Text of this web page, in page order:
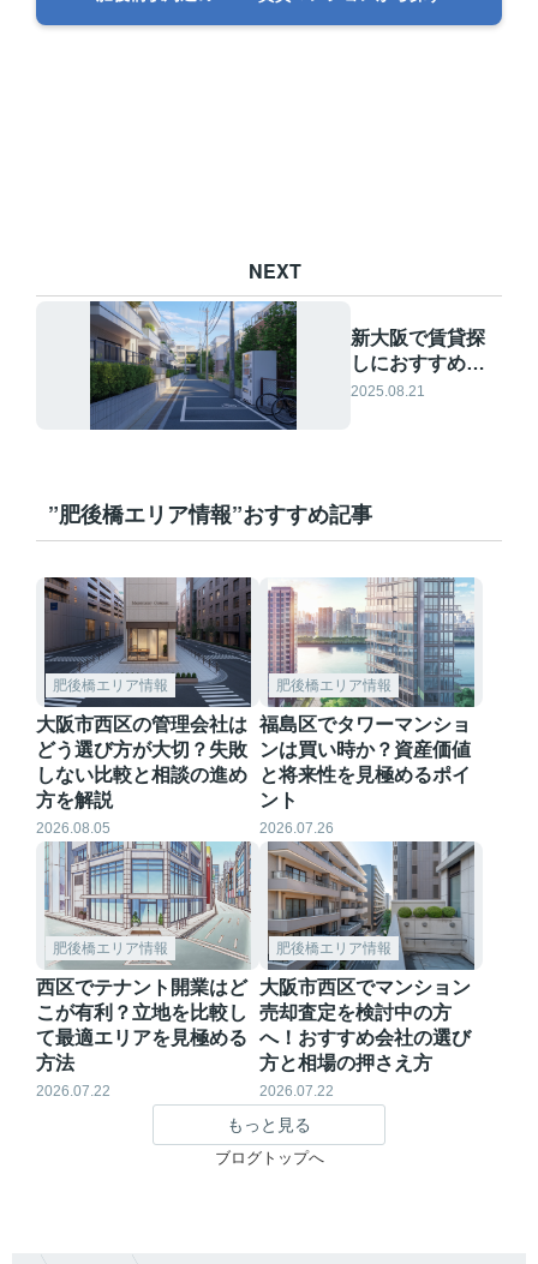
NEXT
新大阪で賃貸探
しにおすすめの
エリアは？住み
2025.08.21
”肥後橋エリア情報”おすすめ記事
肥後橋エリア情報
大阪市西区の管理会社は
どう選び方が大切？失敗
しない比較と相談の進め
方を解説
2026.08.05
肥後橋エリア情報
福島区でタワーマンショ
ンは買い時か？資産価値
と将来性を見極めるポイ
ント
2026.07.26
肥後橋エリア情報
西区でテナント開業はど
こが有利？立地を比較し
て最適エリアを見極める
方法
2026.07.22
肥後橋エリア情報
大阪市西区でマンション
売却査定を検討中の方
へ！おすすめ会社の選び
方と相場の押さえ方
2026.07.22
もっと見る
ブログトップへ